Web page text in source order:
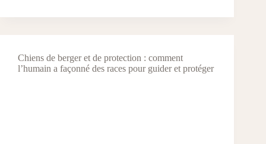
Chiens de berger et de protection : comment
l’humain a façonné des races pour guider et protéger